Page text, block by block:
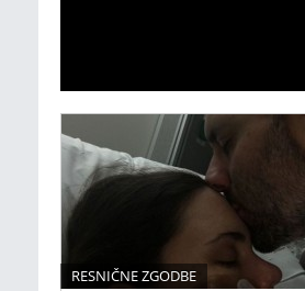
RESNIČNE ZGODBE